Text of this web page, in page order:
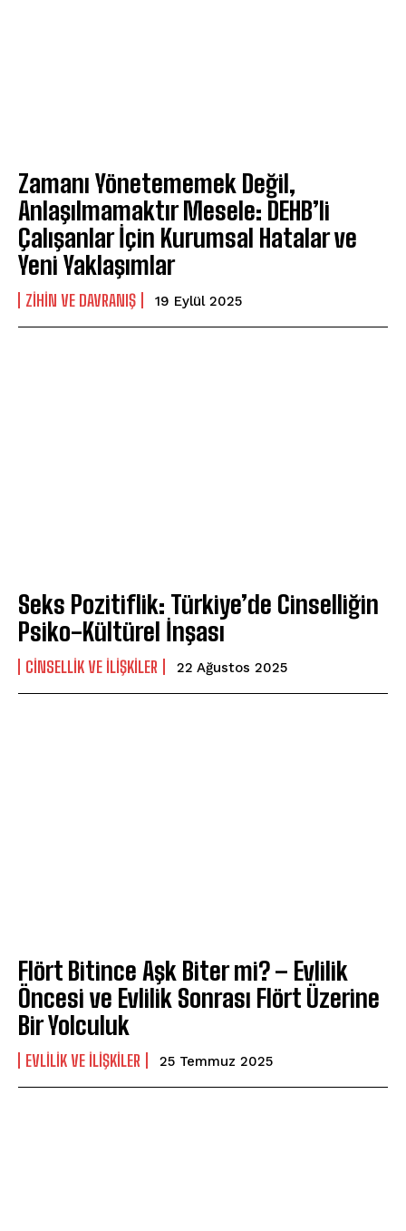
Zamanı Yönetememek Değil,
Anlaşılmamaktır Mesele: DEHB’li
Çalışanlar İçin Kurumsal Hatalar ve
Yeni Yaklaşımlar
⁠ZIHIN VE DAVRANIŞ 19 Eylül 2025
Seks Pozitiflik: Türkiye’de Cinselliğin
Psiko-Kültürel İnşası
CINSELLIK VE İLIŞKILER 22 Ağustos 2025
Flört Bitince Aşk Biter mi? – Evlilik
Öncesi ve Evlilik Sonrası Flört Üzerine
Bir Yolculuk
EVLILIK VE İLIŞKILER 25 Temmuz 2025